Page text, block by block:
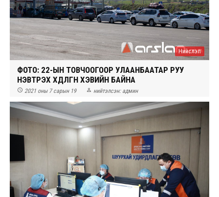
Нийслэл
ФОТО: 22-ЫН ТОВЧООГООР УЛААНБААТАР РУУ
НЭВТРЭХ ХӨДӨЛГӨӨН ХЭВИЙН БАЙНА
 2021 оны 7 сарын 19  нийтэлсэн: админ